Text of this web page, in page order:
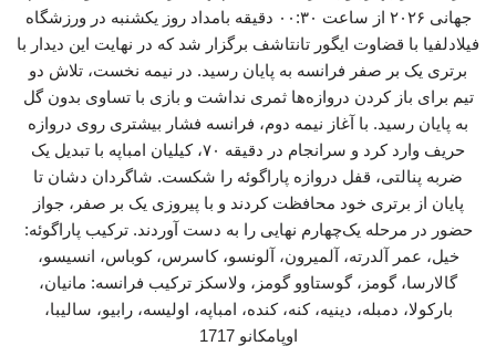
جهانی ۲۰۲۶ از ساعت ۰۰:۳۰ دقیقه بامداد روز یکشنبه در ورزشگاه
فیلادلفیا با قضاوت ایگور تانتاشف برگزار شد که در نهایت این دیدار با
برتری یک بر صفر فرانسه به پایان رسید. در نیمه نخست، تلاش دو
تیم برای باز کردن دروازه‌ها ثمری نداشت و بازی با تساوی بدون گل
به پایان رسید. با آغاز نیمه دوم، فرانسه فشار بیشتری روی دروازه
حریف وارد کرد و سرانجام در دقیقه ۷۰، کیلیان امباپه با تبدیل یک
ضربه پنالتی، قفل دروازه پاراگوئه را شکست. شاگردان دشان تا
پایان از برتری خود محافظت کردند و با پیروزی یک بر صفر، جواز
حضور در مرحله یک‌چهارم نهایی را به دست آوردند. ترکیب پاراگوئه:
خیل، عمر آلدرته، آلمیرون، آلونسو، کاسرس، کوباس، انسیسو،
گالارسا، گومز، گوستاوو گومز، ولاسکز ترکیب فرانسه: مانیان،
بارکولا، دمبله، دینیه، کنه، کنده، امباپه، اولیسه، رابیو، سالیبا،
اوپامکانو 1717